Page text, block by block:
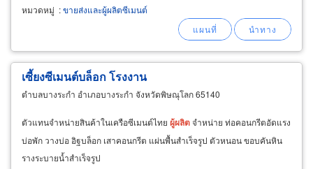
หมวดหมู่ :ขายส่งและผู้ผลิตซีเมนต์
เซี้ยงซีเมนต์บล็อก โรงงาน
ตำบลบางระกำ อำเภอบางระกำ จังหวัดพิษณุโลก 65140
ตัวแทนจำหน่ายสินค้าในเครือซีเมนต์ไทย ผู้ผลิตจำหน่าย ท่อคอนกรีตอัดแรง
บ่อพัก วางบ่อ อิฐบล็อก เสาคอนกรีต แผ่นพื้นสำเร็จรูป ตัวหนอน ขอบคันหิน
รางระบายน้ำสำเร็จรูป